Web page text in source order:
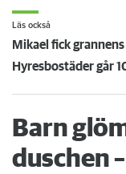
Läs också
Barn
duschen